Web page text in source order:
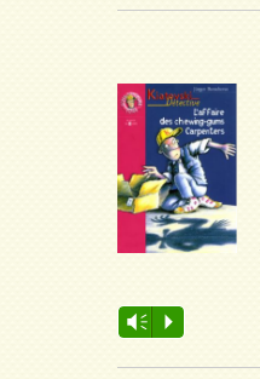
Lecteur
audio
Vm P